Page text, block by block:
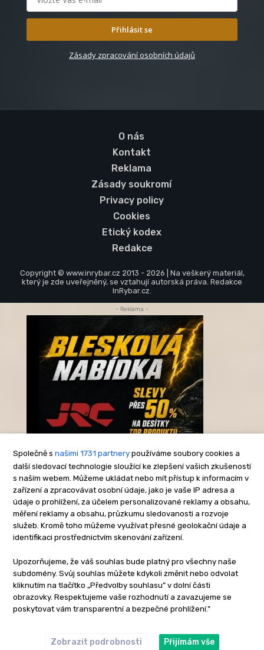
Přihlásit se
Zásady zpracování osobních údajů
O nás
Kontakt
Reklama
Zásady soukromí
Privacy policy
Cookies
Etický kodex
Redakce
Copyright © www.inrybar.cz 2013 - 2026 | Na veškerý materiál,
který je zde uveřejněný, se vztahují autorská práva. Redakce
InRybar.cz.
Společně s našimi 1731 partnery používáme soubory cookies a
další sledovací technologie sloužící ke zlepšení vašich zkušeností
s naším webem. Můžeme ukládat nebo mít přístup k informacím v
zařízení a zpracovávat osobní údaje, jako je vaše IP adresa a
údaje o prohlížení, za účelem personalizované reklamy a obsahu,
měření reklamy a obsahu, průzkumu sledovanosti a rozvoje
služeb. Kromě toho můžeme využívat přesné geolokační údaje a
identifikaci prostřednictvím skenování zařízení.
Upozorňujeme, že váš souhlas bude platný pro všechny naše
subdomény. Svůj souhlas můžete kdykoli změnit nebo odvolat
kliknutím na tlačítko „Předvolby souhlasu” v dolní části
obrazovky. Respektujeme vaše rozhodnutí a zavazujeme se
poskytovat vám transparentní a bezpečné prohlížení.”
Zobrazit podrobnosti Přijímám vše
- Reklama -
-Reklama-